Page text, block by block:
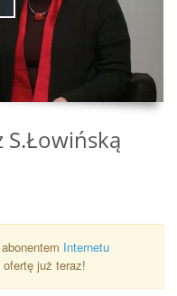
S.Łowińską
Internetu
już teraz!